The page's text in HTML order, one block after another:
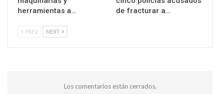
herramientas a…
de fracturar a…
PREV NEXT
Los comentarios están cerrados.